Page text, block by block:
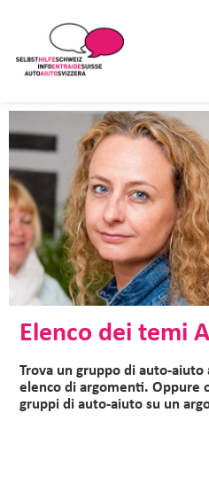
Elenco dei temi
Trova un gruppo di auto-
elenco di argomenti. Oppure
gruppi di auto-aiuto su un